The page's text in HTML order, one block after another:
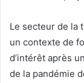
Le secteur de la
un contexte de
d’intérêt après
de la pandémie